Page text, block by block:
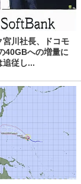
宮川社長、ドコモ
40GBへの増量に
追従し...